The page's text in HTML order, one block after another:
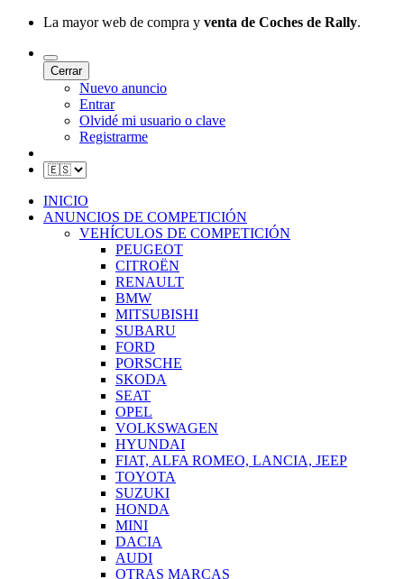
La mayor web de compra y venta de Coches de Rally.
Cerrar
Nuevo anuncio
Entrar
Olvidé mi usuario o clave
Registrarme
INICIO
ANUNCIOS DE COMPETICIÓN
VEHÍCULOS DE COMPETICIÓN
PEUGEOT
CITROËN
RENAULT
BMW
MITSUBISHI
SUBARU
FORD
PORSCHE
SKODA
SEAT
OPEL
VOLKSWAGEN
HYUNDAI
FIAT, ALFA ROMEO, LANCIA, JEEP
TOYOTA
SUZUKI
HONDA
MINI
DACIA
AUDI
OTRAS MARCAS